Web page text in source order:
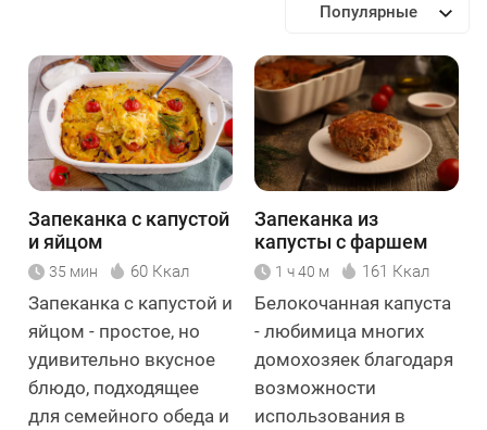
Популярные
Запеканка с капустой
и яйцом
35 мин 60 Ккал
Запеканка с капустой и
яйцом - простое, но
удивительно вкусное
блюдо, подходящее
для семейного обеда и
Запеканка из
капусты с фаршем
1 ч 40 м 161 Ккал
Белокочанная капуста
- любимица многих
домохозяек благодаря
возможности
использования в